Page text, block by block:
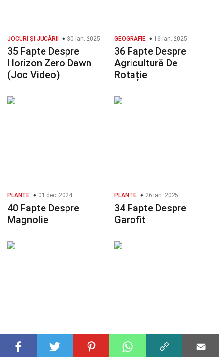
JOCURI ȘI JUCĂRII 30 ian. 2025
35 Fapte Despre
Horizon Zero Dawn
(Joc Video)
GEOGRAFIE 16 ian. 2025
36 Fapte Despre
Agricultură De
Rotație
PLANTE 01 dec. 2024
40 Fapte Despre
Magnolie
PLANTE 26 ian. 2025
34 Fapte Despre
Garofit
PLANTE
36 Fapte Despre Iarba
DOMENII DE MATEMATICĂ
02 dec. 2024